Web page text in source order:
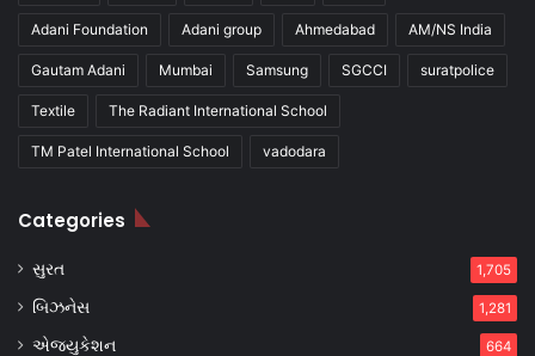
Adani Foundation Adani group Ahmedabad AM/NS India
Gautam Adani Mumbai Samsung SGCCI suratpolice
Textile The Radiant International School
TM Patel International School vadodara
Categories
સુરત 1,705
બિઝનેસ 1,281
એજ્યુકેશન 664